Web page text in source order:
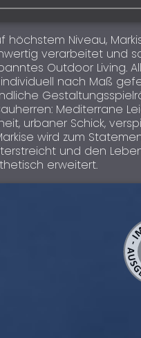
höchstem Niveau,
verarbeitet und
Outdoor Living.
nach Maß
Mediterrane
urbaner Schick,
wird zum
und den
erweitert.